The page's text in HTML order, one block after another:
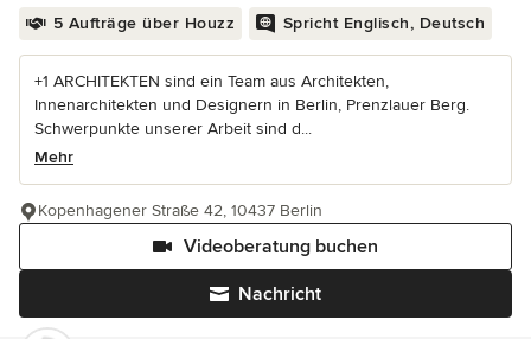
5 Aufträge über Houzz Spricht Englisch, Deutsch
+1 ARCHITEKTEN sind ein Team aus Architekten,
Innenarchitekten und Designern in Berlin, Prenzlauer Berg.
Schwerpunkte unserer Arbeit sind d...
Mehr
Nachricht
Videoberatung buchen
Kopenhagener Straße 42, 10437 Berlin